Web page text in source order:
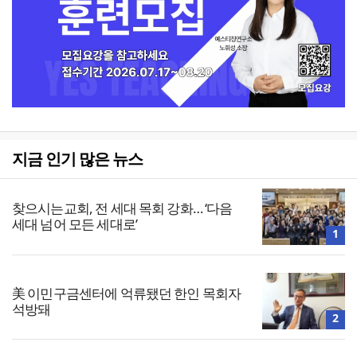
지금 인기 많은 뉴스
찾으시는교회, 전 세대 목회 강화… ‘다음
세대 넘어 모든 세대로’
1
美 이민구금센터에 억류됐던 한인 목회자
석방돼
2